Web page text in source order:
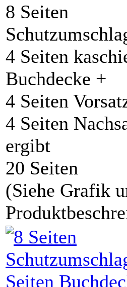
8 Seiten
4 Seiten
Buchdecke +
4 Seiten
4 Seiten
ergibt
20 Seiten
(Siehe Grafik